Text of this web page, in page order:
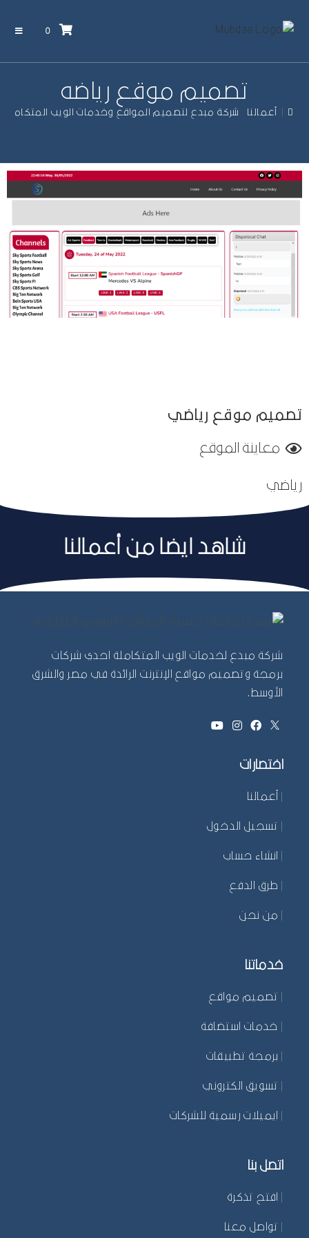
0
تصميم موقع رياضه
أعمالنا – شركة مبدع لتصميم المواقع وخدمات الويب المتكاملة
تصميم موقع رياضي
معاينة الموقع
رياضي
شاهد ايضا من أعمالنا
شركة مبدع لخدمات الويب المتكاملة احدي شركات
برمجة وتصميم مواقع الإنترنت الرائدة في مصر والشرق
الأوسط.
اختصارات
|أعمالنا
|تسجيل الدخول
|انشاء حساب
|طرق الدفع
|من نحن
خدماتنا
|تصميم مواقع
|خدمات استضافة
|برمجة تطبيقات
|تسويق الكتروني
|ايميلات رسمية للشركات
اتصل بنا
|افتح تذكرة
|تواصل معنا